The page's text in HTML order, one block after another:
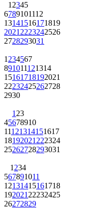
1 2345
6789101112
13141516171819
2021 2223242526
2728293031
1 234567
891011121314
15161718192021
22232425262728
2930
1 23
45678910
11121314151617
18192021 222324
25262728293031
1 234
567891011
12131415161718
192021 22232425
26272829